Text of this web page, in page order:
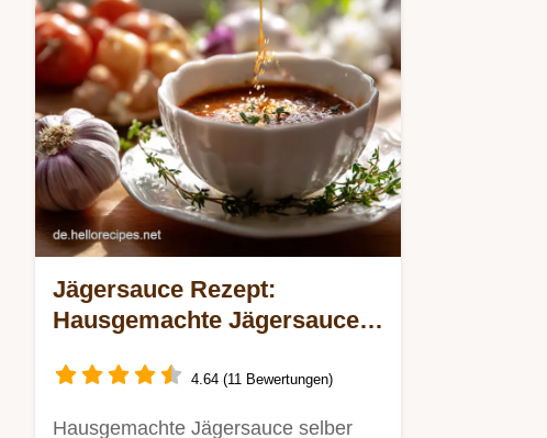
Jägersauce Rezept:
Hausgemachte Jägersauce
4.64 (11 Bewertungen)
Hausgemachte Jägersauce selber